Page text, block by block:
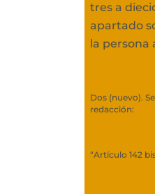
tres a
apartado
la
Dos (nuevo).
redacción:
“Artículo 142